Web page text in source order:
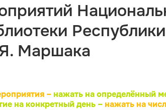
Республики
Маршака
– нажать на определённый
на конкретный день –нажать на